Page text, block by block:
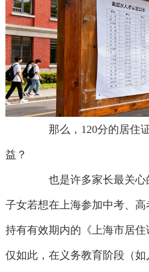
那么，120分的居住证
益？
也是许多家长最关心
子女若想在上海参加中考、
持有有效期内的《上海市居
仅如此，在义务教育阶段（